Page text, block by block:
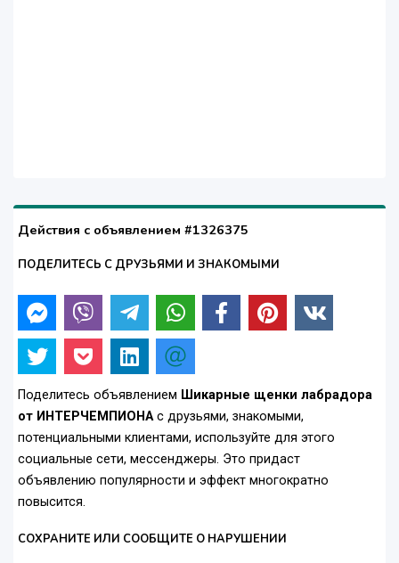
Действия с объявлением #1326375
ПОДЕЛИТЕСЬ С ДРУЗЬЯМИ И ЗНАКОМЫМИ
Поделитесь объявлением Шикарные щенки лабрадора
от ИНТЕРЧЕМПИОНАс друзьями, знакомыми,
потенциальными клиентами, используйте для этого
социальные сети, мессенджеры. Это придаст
объявлению популярности и эффект многократно
повысится.
СОХРАНИТЕ ИЛИ СООБЩИТЕ О НАРУШЕНИИ